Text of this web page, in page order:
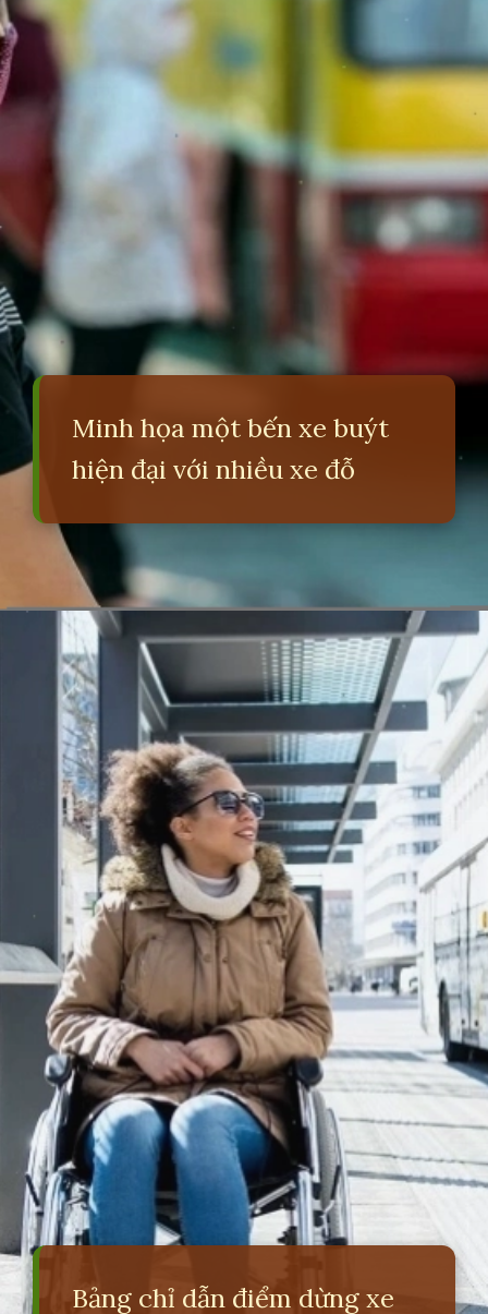
Minh họa một bến xe buýt
hiện đại với nhiều xe đỗ
Đang mở https://erci.edu.vn/ben-xe-tieng-anh-la-gi
Bảng chỉ dẫn điểm dừng xe